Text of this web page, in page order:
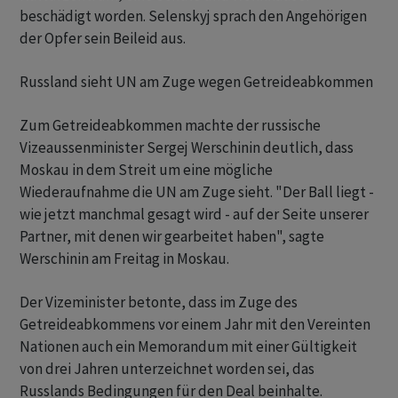
beschädigt worden. Selenskyj sprach den Angehörigen
der Opfer sein Beileid aus.
Russland sieht UN am Zuge wegen Getreideabkommen
Zum Getreideabkommen machte der russische
Vizeaussenminister Sergej Werschinin deutlich, dass
Moskau in dem Streit um eine mögliche
Wiederaufnahme die UN am Zuge sieht. "Der Ball liegt -
wie jetzt manchmal gesagt wird - auf der Seite unserer
Partner, mit denen wir gearbeitet haben", sagte
Werschinin am Freitag in Moskau.
Der Vizeminister betonte, dass im Zuge des
Getreideabkommens vor einem Jahr mit den Vereinten
Nationen auch ein Memorandum mit einer Gültigkeit
von drei Jahren unterzeichnet worden sei, das
Russlands Bedingungen für den Deal beinhalte.